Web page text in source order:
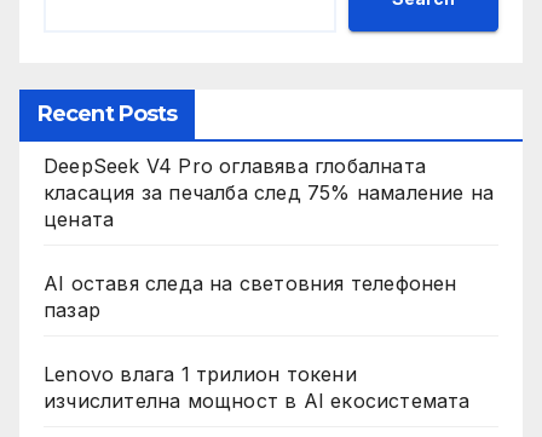
Recent Posts
DeepSeek V4 Pro оглавява глобалната
класация за печалба след 75% намаление на
цената
AI оставя следа на световния телефонен
пазар
Lenovo влага 1 трилион токени
изчислителна мощност в AI екосистемата